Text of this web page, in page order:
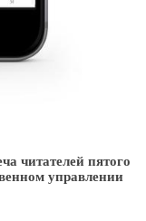
читателей пятого
управлении